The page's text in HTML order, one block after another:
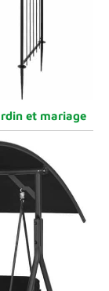
et mariage